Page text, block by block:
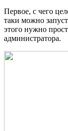
Первое, с чего
таки можно
этого нужно
администратора.